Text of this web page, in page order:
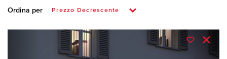
Ordina per